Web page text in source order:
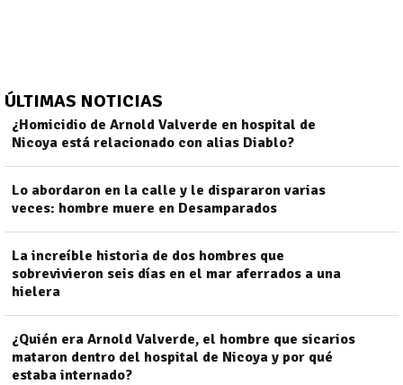
ÚLTIMAS NOTICIAS
¿Homicidio de Arnold Valverde en hospital de
Nicoya está relacionado con alias Diablo?
Lo abordaron en la calle y le dispararon varias
veces: hombre muere en Desamparados
La increíble historia de dos hombres que
sobrevivieron seis días en el mar aferrados a una
hielera
¿Quién era Arnold Valverde, el hombre que sicarios
mataron dentro del hospital de Nicoya y por qué
estaba internado?